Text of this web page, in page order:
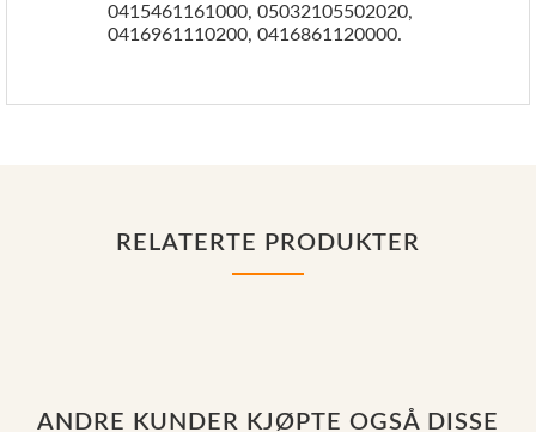
0415461161000, 05032105502020,
0416961110200, 0416861120000.
RELATERTE PRODUKTER
ANDRE KUNDER KJØPTE OGSÅ DISSE